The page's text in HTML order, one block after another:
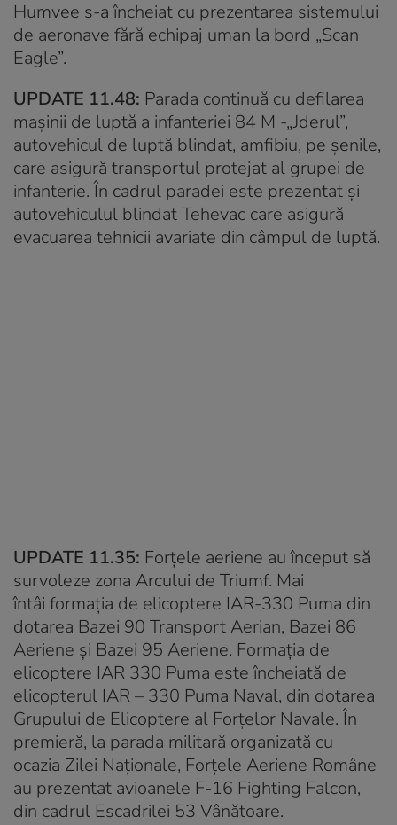
Humvee s-a încheiat cu prezentarea sistemului
de aeronave fără echipaj uman la bord „Scan
Eagle”.
UPDATE 11.48: Parada continuă cu defilarea
maşinii de luptă a infanteriei 84 M -„Jderul”,
autovehicul de luptă blindat, amfibiu, pe şenile,
care asigură transportul protejat al grupei de
infanterie. În cadrul paradei este prezentat şi
autovehiculul blindat Tehevac care asigură
evacuarea tehnicii avariate din câmpul de luptă.
UPDATE 11.35: Forțele aeriene au început să
survoleze zona Arcului de Triumf. Mai
întâi formaţia de elicoptere IAR-330 Puma din
dotarea Bazei 90 Transport Aerian, Bazei 86
Aeriene şi Bazei 95 Aeriene. Formaţia de
elicoptere IAR 330 Puma este încheiată de
elicopterul IAR – 330 Puma Naval, din dotarea
Grupului de Elicoptere al Forţelor Navale. În
premieră, la parada militară organizată cu
ocazia Zilei Naţionale, Forţele Aeriene Române
au prezentat avioanele F-16 Fighting Falcon,
din cadrul Escadrilei 53 Vânătoare.